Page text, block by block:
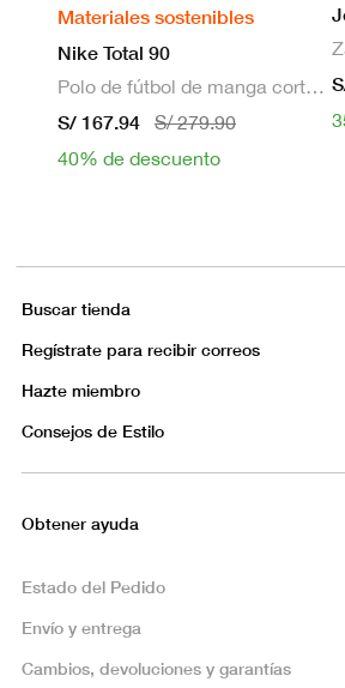
Materiales sostenibles
Nike Total 90
Polo de fútbol de manga corta Dri-FIT para hombre
S/ 167.94
S/ 279.90
40% de descuento
Buscar tienda
Regístrate para recibir correos
Hazte miembro
Consejos de Estilo
Obtener ayuda
Estado del Pedido
Envío y entrega
Cambios, devoluciones y garantías